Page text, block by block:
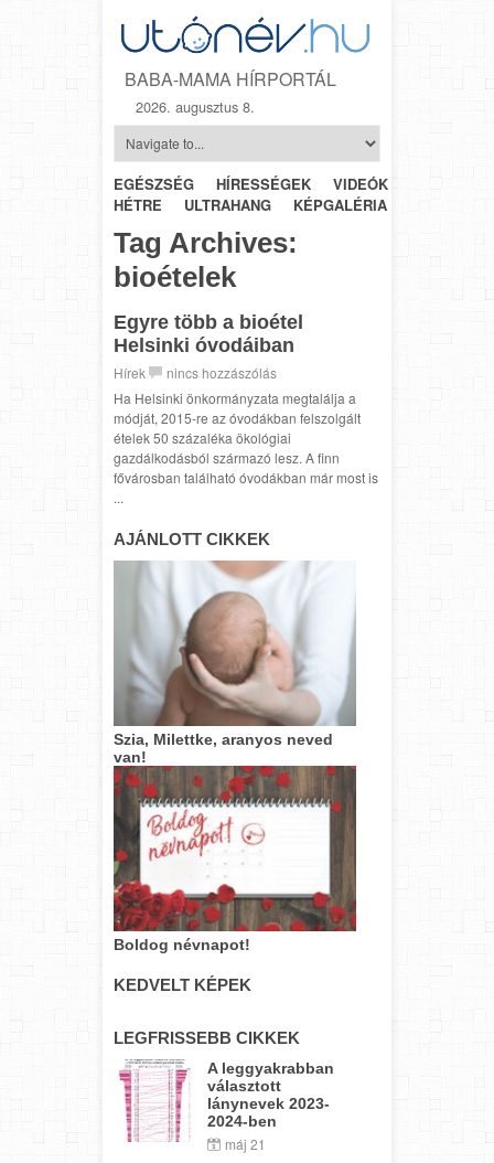
BABA-MAMA HÍRPORTÁL
2026. augusztus 8.
EGÉSZSÉG HÍRESSÉGEK VIDEÓK
HÉTRŐL-
HÉTRE
ULTRAHANG KÉPGALÉRIA
Tag Archives:
bioételek
Egyre több a bioétel
Helsinki óvodáiban
Hírek
nincs hozzászólás
Ha Helsinki önkormányzata megtalálja a
módját, 2015-re az óvodákban felszolgált
ételek 50 százaléka ökológiai
gazdálkodásból származó lesz. A finn
fővárosban található óvodákban már most is
...
AJÁNLOTT CIKKEK
Szia, Milettke, aranyos neved
van!
Boldog névnapot!
KEDVELT KÉPEK
LEGFRISSEBB CIKKEK
A leggyakrabban
választott
lánynevek 2023-
2024-ben
máj 21